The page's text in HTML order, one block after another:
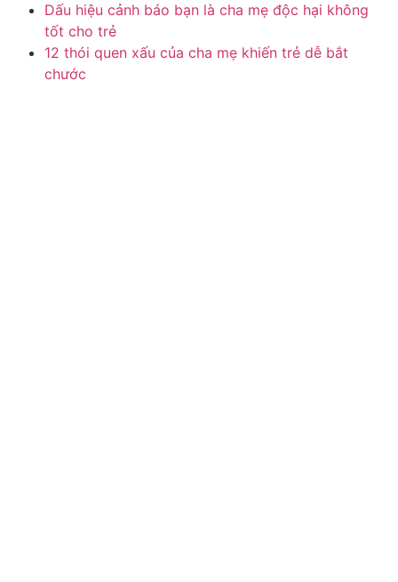
Dấu hiệu cảnh báo bạn là cha mẹ độc hại không
tốt cho trẻ
12 thói quen xấu của cha mẹ khiến trẻ dễ bắt
chước